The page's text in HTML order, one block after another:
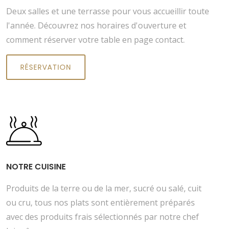
Deux salles et une terrasse pour vous accueillir toute
l'année. Découvrez nos horaires d'ouverture et
comment réserver votre table en page contact.
RÉSERVATION
NOTRE CUISINE
Produits de la terre ou de la mer, sucré ou salé, cuit
ou cru, tous nos plats sont entièrement préparés
avec des produits frais sélectionnés par notre chef